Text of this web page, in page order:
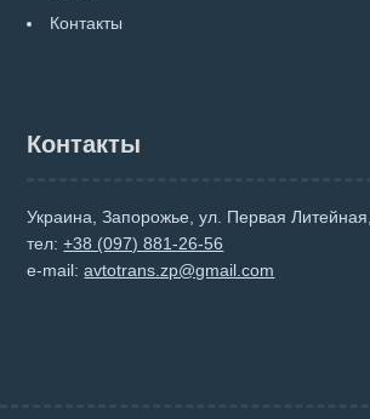
Контакты
Контакты
Украина, Запорожье, ул. Первая
тел:+38 (097) 881-26-56
e-mail:avtotrans.zp@gmail.com